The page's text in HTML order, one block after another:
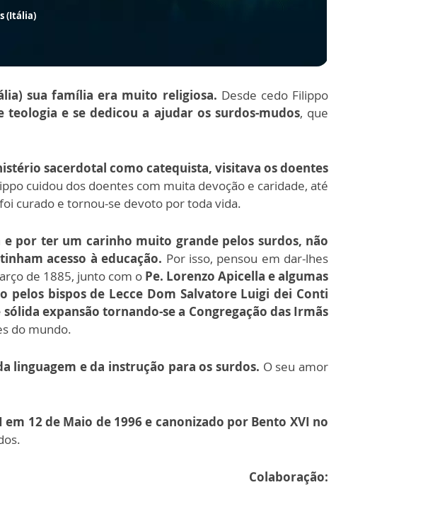
(Itália)
sua família era muito religiosa. Desde cedo Filippo
teologia e se dedicou a ajudar os surdos-mudos, que
sacerdotal como catequista, visitava os doentes
cuidou dos doentes com muita devoção e caridade, até
curado e tornou-se devoto por toda vida.
por ter um carinho muito grande pelos surdos, não
acesso à educação. Por isso, pensou em dar-lhes
de 1885, junto com o Pe. Lorenzo Apicella e algumas
bispos de Lecce Dom Salvatore Luigi dei Conti
expansão tornando-se a Congregação das Irmãs
do mundo.
linguagem e da instrução para os surdos. O seu amor
12 de Maio de 1996 e canonizado por Bento XVI no
Colaboração: